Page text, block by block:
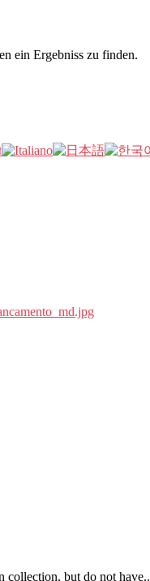
ein Ergebniss zu finden.
collection, but do not have..